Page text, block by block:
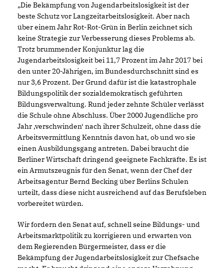
Die Bekämpfung von Jugendarbeitslosigkeit ist der
beste Schutz vor Langzeitarbeitslosigkeit. Aber nach
über einem Jahr Rot-Rot-Grün in Berlin zeichnet sich
keine Strategie zur Verbesserung dieses Problems ab.
Trotz brummender Konjunktur lag die
Jugendarbeitslosigkeit bei 11,7 Prozent im Jahr 2017 bei
den unter 20-Jährigen, im Bundesdurchschnitt sind es
nur 3,6 Prozent. Der Grund dafür ist die katastrophale
Bildungspolitik der sozialdemokratisch geführten
Bildungsverwaltung. Rund jeder zehnte Schüler verlässt
die Schule ohne Abschluss. Über 2000 Jugendliche pro
Jahr ‚verschwinden‘ nach ihrer Schulzeit, ohne dass die
Arbeitsvermittlung Kenntnis davon hat, ob und wo sie
einen Ausbildungsgang antreten. Dabei braucht die
Berliner Wirtschaft dringend geeignete Fachkräfte. Es ist
ein Armutszeugnis für den Senat, wenn der Chef der
Arbeitsagentur Bernd Becking über Berlins Schulen
urteilt, dass diese nicht ausreichend auf das Berufsleben
vorbereitet würden.
Wir fordern den Senat auf, schnell seine Bildungs- und
Arbeitsmarktpolitik zu korrigieren und erwarten von
dem Regierenden Bürgermeister, dass er die
Bekämpfung der Jugendarbeitslosigkeit zur Chefsache